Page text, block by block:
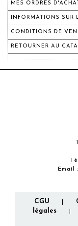
MES ORDRES D'ACHAT
INFORMATIONS SUR
CONDITIONS DE
RETOURNER AU
Email :
CGU
légales